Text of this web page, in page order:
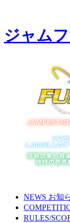
ジャム
NEWS お知
RULES/